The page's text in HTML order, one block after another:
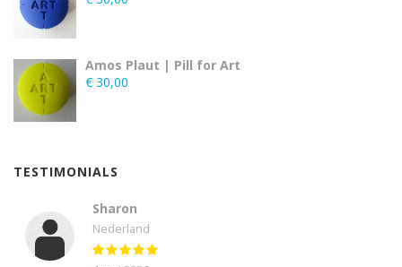
Amos Plaut | Pill for Art
€ 30,00
TESTIMONIALS
Sharon
Nederland